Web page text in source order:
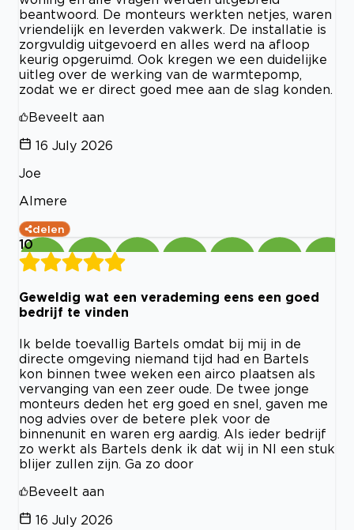
beantwoord. De monteurs werkten netjes, waren
vriendelijk en leverden vakwerk. De installatie is
zorgvuldig uitgevoerd en alles werd na afloop
keurig opgeruimd. Ook kregen we een duidelijke
uitleg over de werking van de warmtepomp,
zodat we er direct goed mee aan de slag konden.
Beveelt aan
16 July 2026
Joe
Almere
delen
10
Geweldig wat een verademing eens een goed
bedrijf te vinden
Ik belde toevallig Bartels omdat bij mij in de
directe omgeving niemand tijd had en Bartels
kon binnen twee weken een airco plaatsen als
vervanging van een zeer oude. De twee jonge
monteurs deden het erg goed en snel, gaven me
nog advies over de betere plek voor de
binnenunit en waren erg aardig. Als ieder bedrijf
zo werkt als Bartels denk ik dat wij in Nl een stuk
blijer zullen zijn. Ga zo door
Beveelt aan
16 July 2026